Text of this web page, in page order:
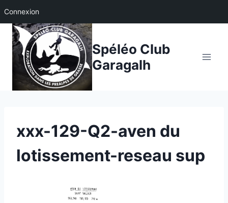
Connexion
Aller
contenu
Spéléo Club
Garagalh
xxx-129-Q2-aven du
lotissement-reseau sup